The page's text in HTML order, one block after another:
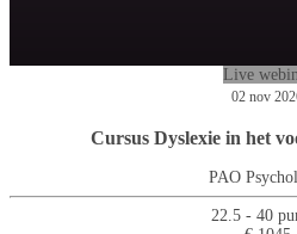
Live
02 nov
Cursus Dyslexie in het
PAO
22.5 - 40